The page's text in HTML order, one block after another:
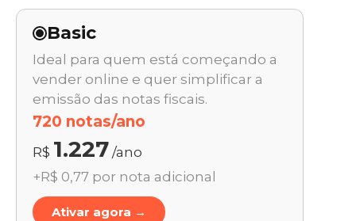
Basic
Ideal para quem está começando a
vender online e quer simplificar a
emissão das notas fiscais.
720 notas/ano
R$ 1.227 /ano
+R$ 0,77 por nota adicional
Ativar agora →